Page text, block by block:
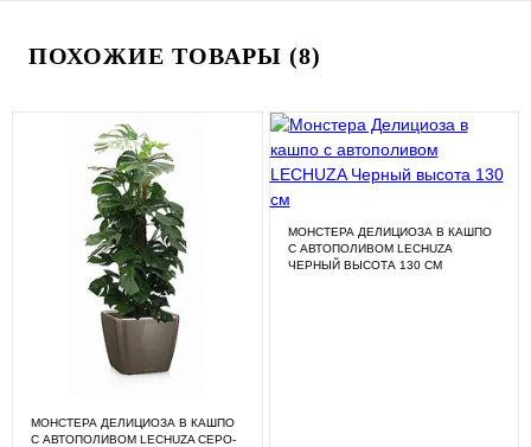
ПОХОЖИЕ ТОВАРЫ (8)
МОНСТЕРА ДЕЛИЦИОЗА В КАШПО
С АВТОПОЛИВОМ LECHUZA СЕРО-
МОНСТЕРА ДЕЛИЦИОЗА В КАШПО
С АВТОПОЛИВОМ LECHUZA
ЧЕРНЫЙ ВЫСОТА 130 СМ